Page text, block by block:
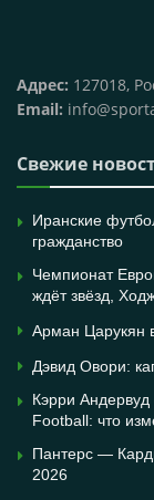
Адрес: 127018,
Email:
Свежие
Иранские
гражданство
Чемпионат
ждёт звёзд,
Арман Царукян
Дэвид Овори:
Кэрри Андервуд
Football: что
Пантерс —
2026